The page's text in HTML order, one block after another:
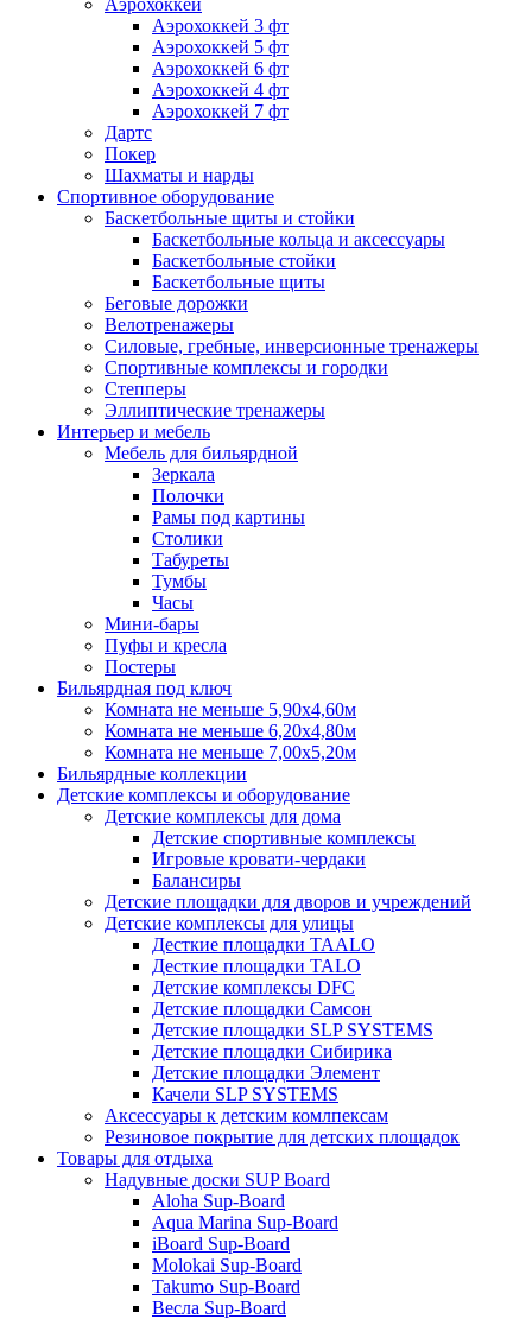
Аэрохоккей 3 фт
Аэрохоккей 5 фт
Аэрохоккей 6 фт
Аэрохоккей 4 фт
Аэрохоккей 7 фт
Дартс
Покер
Шахматы и нарды
Спортивное оборудование
Баскетбольные щиты и стойки
Баскетбольные кольца и аксессуары
Баскетбольные стойки
Баскетбольные щиты
Беговые дорожки
Велотренажеры
Силовые, гребные, инверсионные тренажеры
Спортивные комплексы и городки
Степперы
Эллиптические тренажеры
Интерьер и мебель
Мебель для бильярдной
Зеркала
Полочки
Рамы под картины
Столики
Табуреты
Тумбы
Часы
Мини-бары
Пуфы и кресла
Постеры
Бильярдная под ключ
Комната не меньше 5,90х4,60м
Комната не меньше 6,20х4,80м
Комната не меньше 7,00х5,20м
Бильярдные коллекции
Детские комплексы и оборудование
Детские комплексы для дома
Детские спортивные комплексы
Игровые кровати-чердаки
Балансиры
Детские площадки для дворов и учреждений
Детские комплексы для улицы
Десткие площадки TAALO
Десткие площадки TALO
Детские комплексы DFC
Детские площадки Самсон
Детские площадки SLP SYSTEMS
Детские площадки Сибирика
Детские площадки Элемент
Качели SLP SYSTEMS
Аксессуары к детским комлпексам
Резиновое покрытие для детских площадок
Товары для отдыха
Надувные доски SUP Board
Aloha Sup-Board
Aqua Marina Sup-Board
iBoard Sup-Board
Molokai Sup-Board
Takumo Sup-Board
Весла Sup-Board